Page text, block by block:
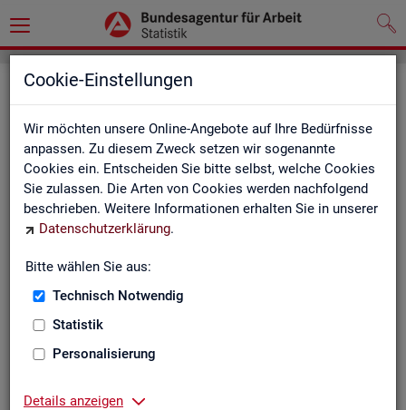
Cookie-Einstellungen
Wir möchten unsere Online-Angebote auf Ihre Bedürfnisse
anpassen. Zu diesem Zweck setzen wir sogenannte
Cookies ein. Entscheiden Sie bitte selbst, welche Cookies
Sie zulassen. Die Arten von Cookies werden nachfolgend
beschrieben. Weitere Informationen erhalten Sie in unserer
Datenschutzerklärung.
Bitte wählen Sie aus:
Technisch Notwendig
Statistik
Personalisierung
Details anzeigen
Seite emp­feh­len
Fel­der mit einem * sind Pflicht­fel­der und müs­sen aus­ge­füllt
wer­den
Ihre An­ga­ben
Empfänger*